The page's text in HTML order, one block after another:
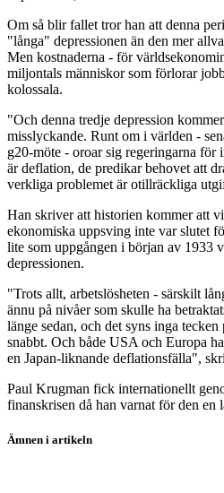
Om så blir fallet tror han att denna
"långa" depressionen än den mer
Men kostnaderna - för
miljontals människor som förlorar
kolossala.
"Och denna tredje depression
misslyckande. Runt om i världen -
g20-möte - oroar sig regeringarna
är deflation, de predikar behovet att
verkliga problemet är otillräckliga
Han skriver att historien kommer att
ekonomiska uppsving inte var slutet
lite som uppgången i början av 1933
depressionen.
"Trots allt, arbetslösheten - särskilt
ännu på nivåer som skulle ha
länge sedan, och det syns inga
snabbt. Och både USA och Europa
en Japan-liknande deflationsfälla",
Paul Krugman fick internationellt
finanskrisen då han varnat för den en
Ämnen i artikeln